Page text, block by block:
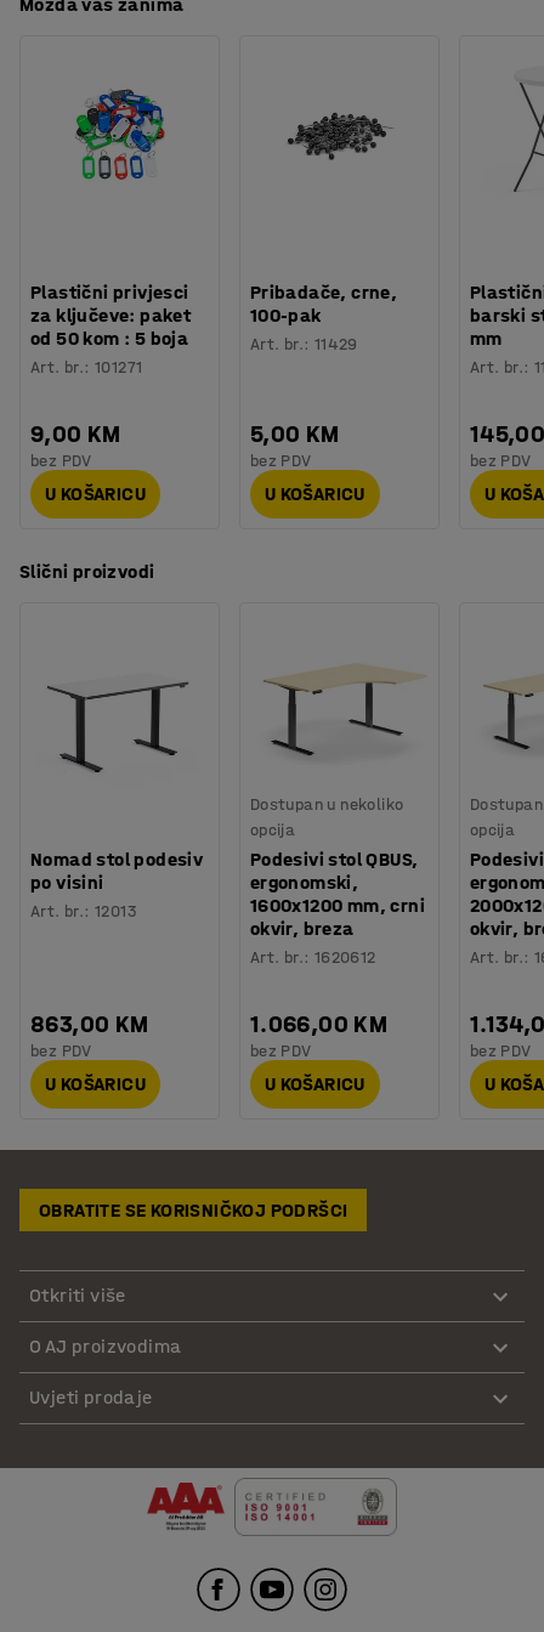
uskladili s ostalim namještajem.
Potreban vam je prostor za spremanje? Namještaj iz
asortimana QBUS je dizajniran tako da se međusobno
Plastični privjesci
za ključeve: paket
od 50 kom : 5 boja
Art. br.:101271
9,00 KM
bez PDV
U KOŠARICU
Pribadače, crne,
100-pak
Art. br.: 11429
5,00 KM
bez PDV
U KOŠARICU
barski
mm
Art. br.:
bez PDV
U
Slični proizvodi
Nomad stol podesiv
po visini
Art. br.:12013
863,00 KM
bez PDV
U KOŠARICU
Dostupan u nekoliko
opcija
Podesivi stol QBUS,
ergonomski,
1600x1200 mm, crni
okvir, breza
Art. br.: 1620612
1.066,00 KM
bez PDV
U KOŠARICU
opcija
okvir,
Art. br.:
bez PDV
U
OBRATITE SE KORISNIČKOJ PODRŠCI
Otkriti više
O AJ proizvodima
Uvjeti prodaje